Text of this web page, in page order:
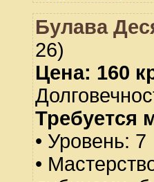
Булава
26)
Цена: 160
Требуется
• Уровень: 7
•